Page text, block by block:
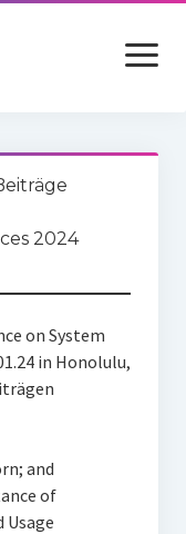
Menü
öffnen
2024
on System
in Honolulu,
and
of
Usage